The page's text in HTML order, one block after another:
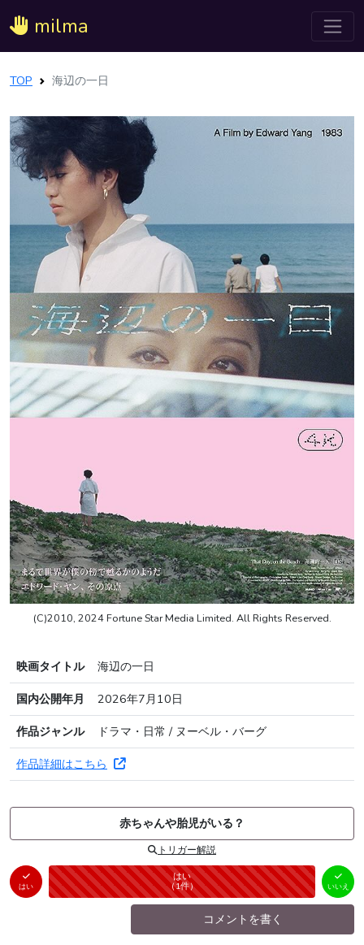
milma
TOP 海辺の一日
(C)2010, 2024 Fortune Star Media Limited. All Rights Reserved.
映画タイトル
海辺の一日
国内公開年月
2026年7月10日
作品ジャンル
ドラマ・日常 / ヌーベル・バーグ
作品詳細はこちら
赤ちゃんや胎児がいる？
トリガー解説
はい
はい
（1件） 未投票
いいえ
（ 0件）
いいえ
コメントを書く